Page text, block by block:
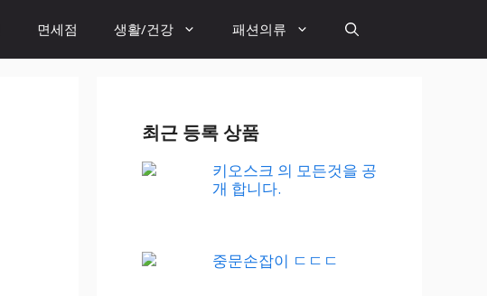
면세점 생활/건강 패션의류
최근 등록 상품
키오스크 의 모든것을 공
개 합니다.
중문손잡이 ㄷㄷㄷ